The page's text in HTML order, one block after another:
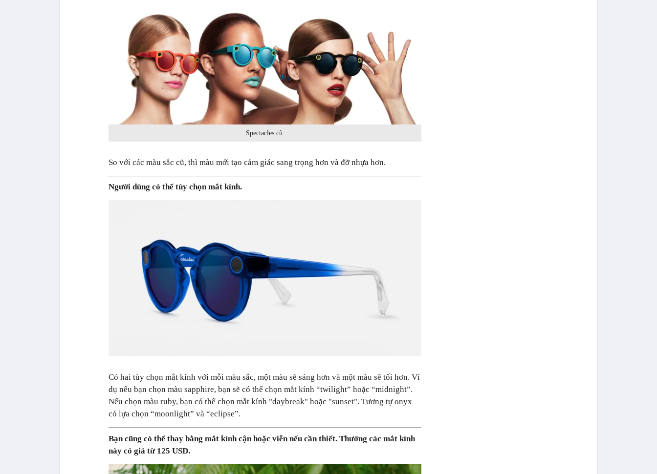
Spectacles cũ.
So với các màu sắc cũ, thì màu mới tạo cảm giác sang trọng hơn và đỡ nhựa hơn.
Người dùng có thể tùy chọn mắt kính.
Có hai tùy chọn mắt kính với mỗi màu sắc, một màu sẽ sáng hơn và một màu sẽ tối hơn. Ví
dụ nếu bạn chọn màu sapphire, bạn sẽ có thể chọn mắt kính “twilight” hoặc “midnight”.
Nếu chọn màu ruby, bạn có thể chọn mắt kính "daybreak" hoặc "sunset". Tương tự onyx
có lựa chọn “moonlight” và “eclipse”.
Bạn cũng có thể thay bằng mắt kính cận hoặc viễn nếu cần thiết. Thường các mắt kính
này có giá từ 125 USD.